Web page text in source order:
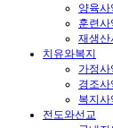
양육사
훈련사
재생산
치유와복지
가정사
경조사
복지사
전도와선교